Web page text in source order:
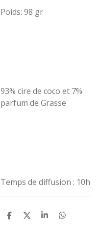
Poids: 98 gr
93% cire de coco et 7%
parfum de Grasse
Temps de diffusion : 10h
P
P
P
P